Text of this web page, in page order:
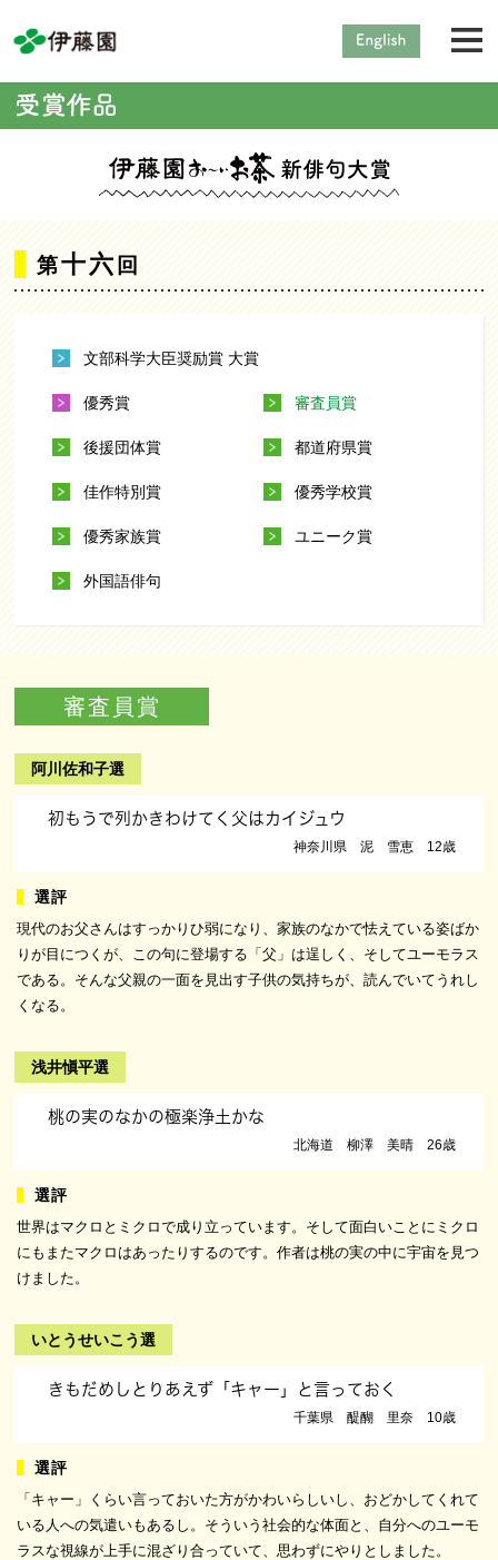
第十六 回
文部科学大臣奨励賞 大賞
優秀賞 審査員賞
後援団体賞 都道府県賞
佳作特別賞 優秀学校賞
優秀家族賞 ユニーク賞
外国語俳句
審査員賞
阿川佐和子選
初もうで列かきわけてく父はカイジュウ
神奈川県 泥 雪恵 12歳
現代のお父さんはすっかりひ弱になり、家族のなかで怯えている姿ばか
りが目につくが、この句に登場する「父」は逞しく、そしてユーモラス
である。そんな父親の一面を見出す子供の気持ちが、読んでいてうれし
くなる。
浅井愼平選
桃の実のなかの極楽浄土かな
北海道 柳澤 美晴 26歳
世界はマクロとミクロで成り立っています。そして面白いことにミクロ
にもまたマクロはあったりするのです。作者は桃の実の中に宇宙を見つ
けました。
いとうせいこう選
きもだめしとりあえず「キャー」と言っておく
千葉県 醍醐 里奈 10歳
「キャー」くらい言っておいた方がかわいらしいし、おどかしてくれて
いる人への気遣いもあるし。そういう社会的な体面と、自分へのユーモ
ラスな視線が上手に混ざり合っていて、思わずにやりとしました。